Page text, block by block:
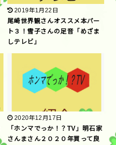
2019年1月22日
尾崎世界観さんオススメ本パー
ト３！雪子さんの足音「めざま
しテレビ」
2020年12月17日
「ホンマでっか！？TV」明石家
さんまさん２０２０年買って良